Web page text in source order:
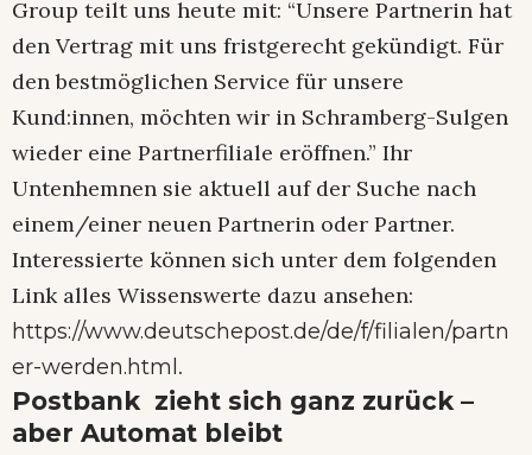
Group teilt uns heute mit: “Unsere Partnerin hat
den Vertrag mit uns fristgerecht gekündigt. Für
den bestmöglichen Service für unsere
Kund:innen, möchten wir in Schramberg-Sulgen
wieder eine Partnerfiliale eröffnen.” Ihr
Untenhemnen sie aktuell auf der Suche nach
einem/einer neuen Partnerin oder Partner.
Interessierte können sich unter dem folgenden
Link alles Wissenswerte dazu ansehen:
https://www.deutschepost.de/de/f/filialen/partn
er-werden.html.
Postbank zieht sich ganz zurück –
aber Automat bleibt